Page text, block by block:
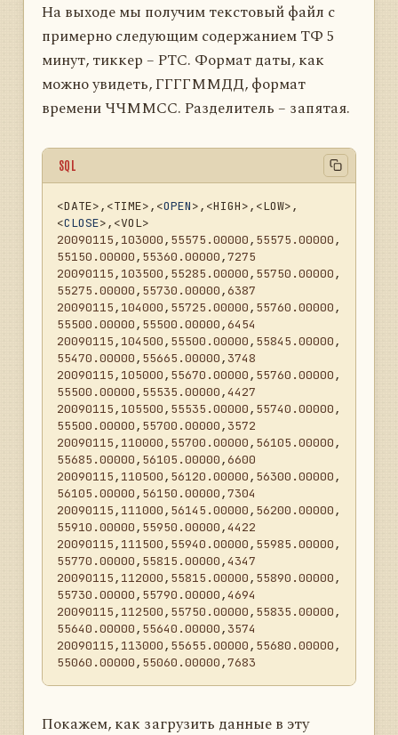
На выходе мы получим текстовый файл с
примерно следующим содержанием ТФ 5
минут, тиккер – РТС. Формат даты, как
можно увидеть, ГГГГММДД, формат
времени ЧЧММСС. Разделитель – запятая.
SQL
<DATE>, <TIME>, <OPEN>, <HIGH>, <LOW>,
<CLOSE>, <VOL>
20090115, 103000, 55575.00000, 55575.00000,
55150.00000, 55360.00000,7275
20090115, 103500, 55285.00000, 55750.00000,
55275.00000, 55730.00000,6387
20090115, 104000, 55725.00000, 55760.00000,
55500.00000, 55500.00000,6454
20090115, 104500, 55500.00000, 55845.00000,
55470.00000, 55665.00000, 3748
20090115, 105000, 55670.00000, 55760.00000,
55500.00000, 55535.00000,4427
20090115, 105500, 55535.00000, 55740.00000,
55500.00000, 55700.00000, 3572
20090115, 110000, 55700.00000, 56105.00000,
55685.00000, 56105.00000,6600
20090115, 110500, 56120.00000, 56300.00000,
56105.00000, 56150.00000,7304
20090115, 111000, 56145.00000, 56200.00000,
55910.00000, 55950.00000,4422
20090115, 111500, 55940.00000, 55985.00000,
55770.00000, 55815.00000,4347
20090115, 112000, 55815.00000, 55890.00000,
55730.00000, 55790.00000,4694
20090115, 112500, 55750.00000, 55835.00000,
55640.00000, 55640.00000, 3574
20090115, 113000, 55655.00000, 55680.00000,
55060.00000, 55060.00000,7683
Покажем, как загрузить данные в эту